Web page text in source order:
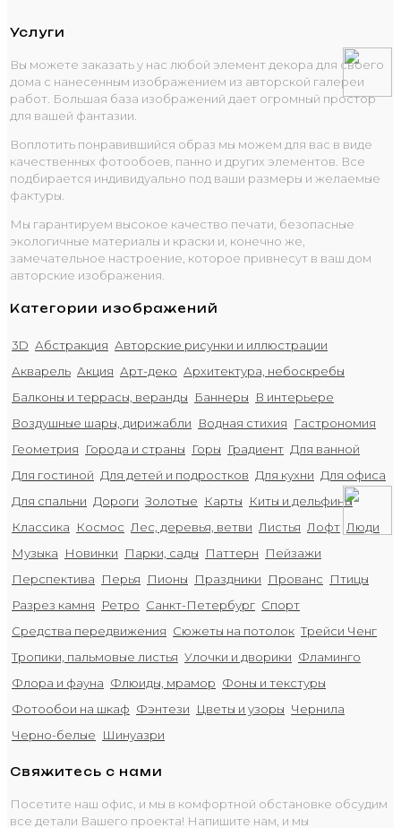
Услуги
Вы можете заказать у нас любой элемент декора для своего
дома с нанесенным изображением из авторской галереи
работ. Большая база изображений дает огромный простор
для вашей фантазии.
Воплотить понравившийся образ мы можем для вас в виде
качественных фотообоев, панно и других элементов. Все
подбирается индивидуально под ваши размеры и желаемые
фактуры.
Мы гарантируем высокое качество печати, безопасные
экологичные материалы и краски и, конечно же,
замечательное настроение, которое привнесут в ваш дом
авторские изображения.
Категории изображений
3D Абстракция Авторские рисунки и иллюстрации
Акварель Акция Арт-деко Архитектура, небоскребы
Балконы и террасы, веранды
Баннеры
В интерьере
Воздушные шары, дирижабли
Водная стихия
Гастрономия
Геометрия
Города и страны Горы Градиент Для ванной
Для гостиной Для детей и подростков Для кухни Для офиса
Для спальни Дороги Золотые Карты
Киты и дельфины
Классика
Космос Лес, деревья, ветви Листья Лофт Люди
Музыка
Новинки Парки, сады Паттерн
Пейзажи
Перспектива
Перья Пионы Праздники Прованс
Птицы
Разрез камня
Ретро Санкт-Петербург Спорт
Средства передвижения Сюжеты на потолок Трейси Ченг
Тропики, пальмовые листья Улочки и дворики Фламинго
Флора и фауна Флюиды, мрамор Фоны и текстуры
Фотообои на шкаф Фэнтези Цветы и узоры Чернила
Черно-белые
Шинуазри
Свяжитесь с нами
Посетите наш офис, и мы в комфортной обстановке обсудим
все детали Вашего проекта! Напишите нам, и мы